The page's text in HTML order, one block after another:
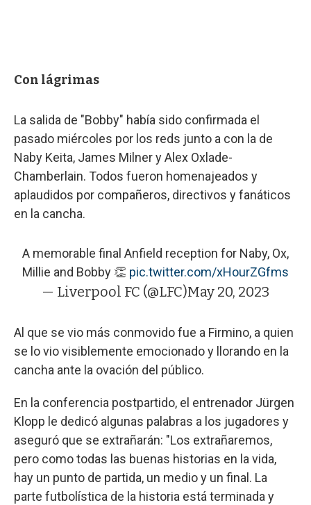
Con lágrimas
La salida de "Bobby" había sido confirmada el
pasado miércoles por los reds junto a con la de
Naby Keita, James Milner y Alex Oxlade-
Chamberlain. Todos fueron homenajeados y
aplaudidos por compañeros, directivos y fanáticos
en la cancha.
A memorable final Anfield reception for Naby, Ox,
Millie and Bobby 👏 pic.twitter.com/xHourZGfms
— Liverpool FC (@LFC)May 20, 2023
Al que se vio más conmovido fue a Firmino, a quien
se lo vio visiblemente emocionado y llorando en la
cancha ante la ovación del público.
En la conferencia postpartido, el entrenador Jürgen
Klopp le dedicó algunas palabras a los jugadores y
aseguró que se extrañarán: "Los extrañaremos,
pero como todas las buenas historias en la vida,
hay un punto de partida, un medio y un final. La
parte futbolística de la historia está terminada y